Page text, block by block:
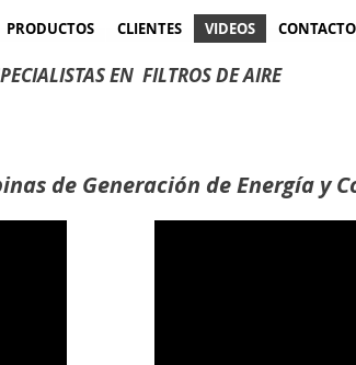
PRODUCTOS CLIENTES VIDEOS CONTACTO
EN FILTROS DE AIRE
de Generación de Energía y